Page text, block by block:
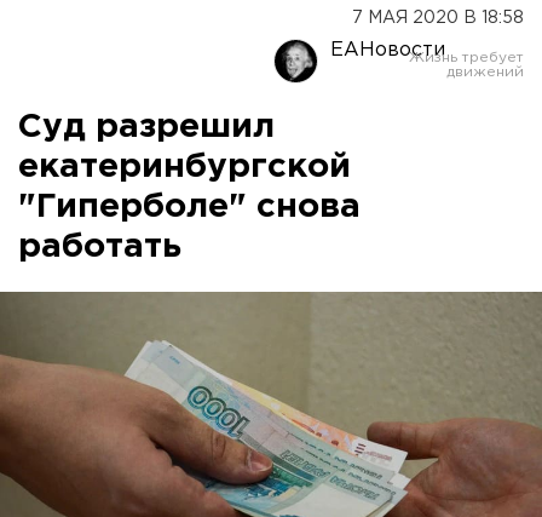
7 МАЯ 2020 В 18:58
ЕАНовости
Суд разрешил
екатеринбургской
"Гиперболе" снова
работать